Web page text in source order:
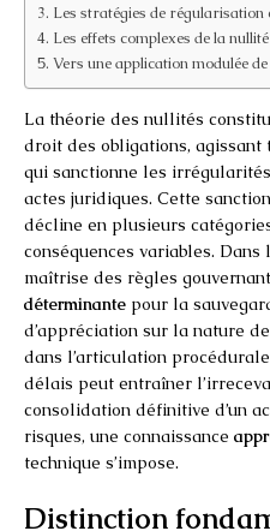
Les stratégies de régularisation
Les effets complexes de la
Vers une application modulée
La théorie des nullités
droit des obligations,
qui sanctionne les
actes juridiques. Cette
décline en plusieurs
conséquences variables.
maîtrise des règles
déterminante pour la
d’appréciation sur la nature
dans l’articulation
délais peut entraîner
consolidation définitive d’un
risques, une connaissance
technique s’impose.
Distinction